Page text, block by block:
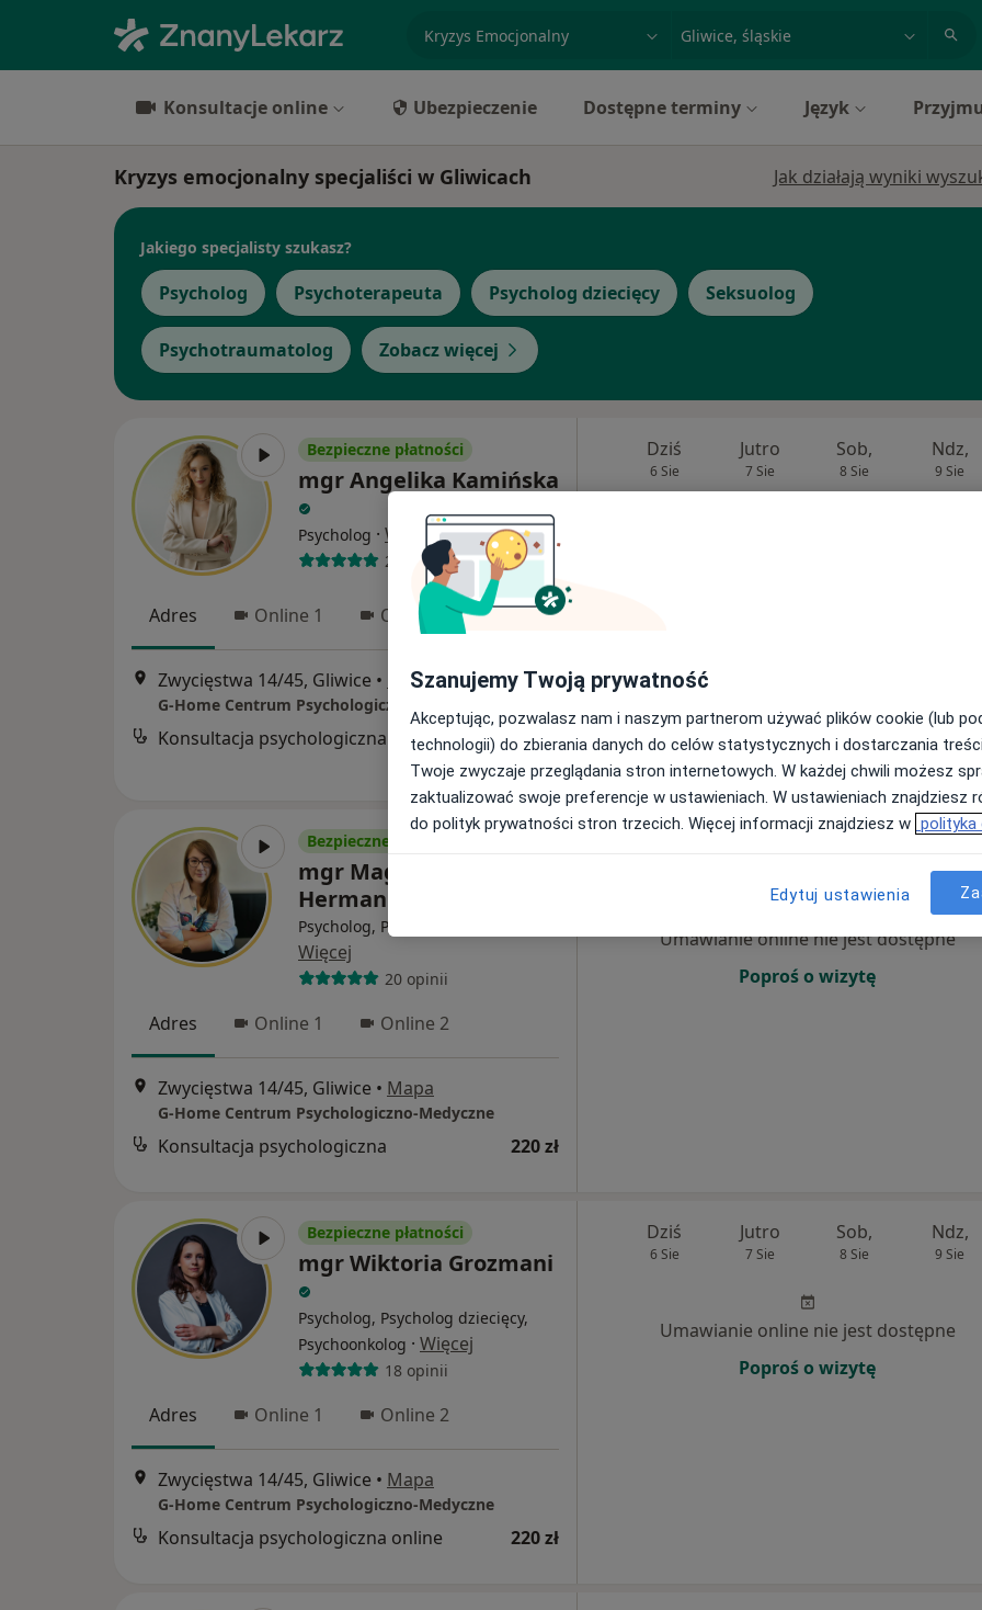
miasto lub dzielnica
Konsultacje online Ubezpieczenie Dostępne terminy Język
Kryzys emocjonalny specjaliści w Gliwicach Jak działają wyniki
Jakiego specjalisty szukasz?
Psycholog Psychoterapeuta Psycholog dziecięcy Seksuolog
Psychotraumatolog Zobacz więcej
Bezpieczne płatności
mgr Angelika Kamińska
Psycholog · Więcej
29 opinii
Adres Online 1 Online 2 Online 3
Zwycięstwa 14/45, Gliwice • Mapa
G-Home Centrum Psychologiczno-Medyczne
Konsultacja psychologiczna online 220 zł
Dziś
6 Sie
Jutro
7 Sie
Sob,
8 Sie
Ndz,
9 Sie
Bezpieczne płatności
mgr Magdalena
Herman
Psycholog, Psycholog dziecięcy
Więcej
20 opinii
Adres Online 1 Online 2
Zwycięstwa 14/45, Gliwice • Mapa
G-Home Centrum Psychologiczno-Medyczne
Konsultacja psychologiczna 220 zł
Sob, Ndz,
Umawianie online nie jest dostępne
Poproś o wizytę
Bezpieczne płatności
mgr Wiktoria Grozmani
Psycholog, Psycholog dziecięcy,
Psychoonkolog · Więcej
18 opinii
Adres Online 1 Online 2
Zwycięstwa 14/45, Gliwice • Mapa
G-Home Centrum Psychologiczno-Medyczne
Konsultacja psychologiczna online 220 zł
Dziś
6 Sie
Jutro
7 Sie
Sob,
8 Sie
Ndz,
9 Sie
Umawianie online nie jest dostępne
Poproś o wizytę
Szanujemy Twoją prywatność
Akceptując, pozwalasz nam i naszym partnerom używać plików cookie (lub
technologii) do zbierania danych do celów statystycznych i dostarczania
Twoje zwyczaje przeglądania stron internetowych. W każdej chwili możesz
zaktualizować swoje preferencje w ustawieniach. W ustawieniach znajdziesz
do polityk prywatności stron trzecich. Więcej informacji znajdziesz w polityka
Edytuj ustawienia